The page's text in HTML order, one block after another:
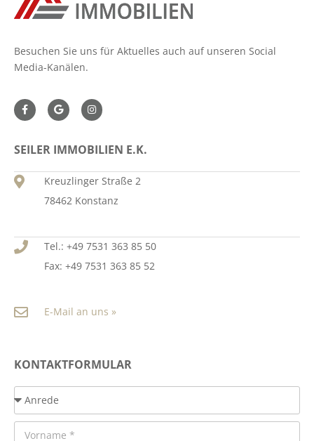
Besuchen Sie uns für Aktuelles auch auf unseren Social
Media-Kanälen.
SEILER IMMOBILIEN E.K.
Kreuzlinger Straße 2
78462 Konstanz
Tel.: +49 7531 363 85 50
Fax: +49 7531 363 85 52
E-Mail an uns »
KONTAKTFORMULAR